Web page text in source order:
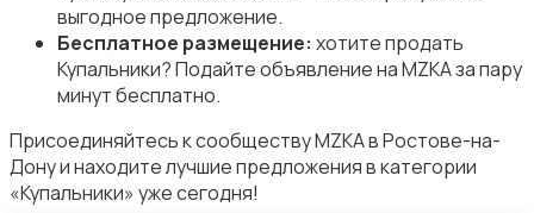
Платья и юбки
выгодное предложение.
Бесплатное размещение: хотите продать
Купальники? Подайте объявление на MZKA за пару
минут бесплатно.
Присоединяйтесь к сообществу MZKA в Ростове-на-
Дону и находите лучшие предложения в категории
«Купальники» уже сегодня!